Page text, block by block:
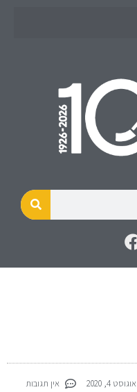
אוגוסט 4, 2020 אין תגובות